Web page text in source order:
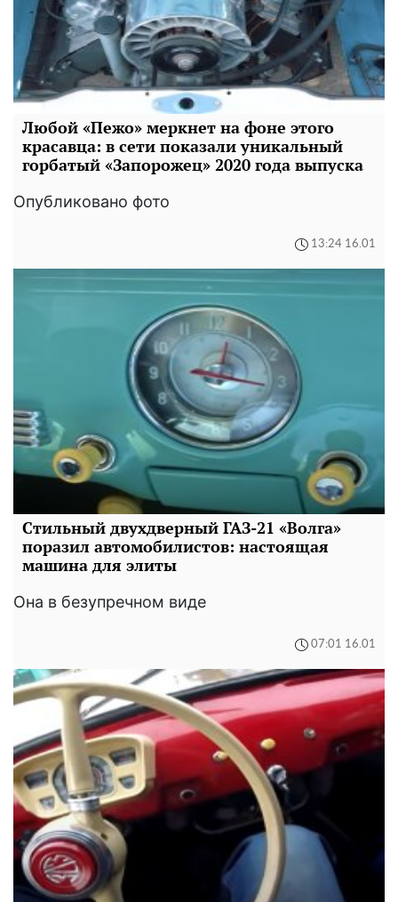
Любой «Пежо» меркнет на фоне этого
красавца: в сети показали уникальный
горбатый «Запорожец» 2020 года выпуска
Опубликовано фото
13:24 16.01
Стильный двухдверный ГАЗ-21 «Волга»
поразил автомобилистов: настоящая
машина для элиты
Она в безупречном виде
07:01 16.01